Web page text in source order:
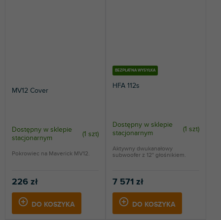
MV12 Cover
Dostępny w sklepie
stacjonarnym
(1 szt)
226 zł
DO KOSZYKA
Pokrowiec na Maverick MV12.
BEZPŁATNA WYSYŁKA
HFA 112s
Dostępny w sklepie
stacjonarnym
(1 szt)
7 571 zł
DO KOSZYKA
Aktywny dwukanałowy
subwoofer z 12" głośnikiem.